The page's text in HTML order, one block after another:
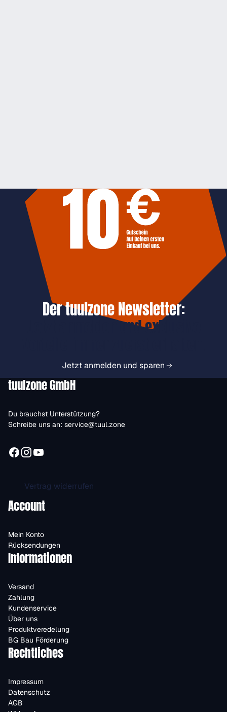
Der tuulzone Newsletter:
Jetzt anmelden und exklusive
Jetzt anmelden und sparen
tuulzone GmbH
Du brauchst Unterstützung?
Schreibe uns an: service@tuul.zone
Vertrag widerrufen
Account
Mein Konto
Rücksendungen
Informationen
Versand
Zahlung
Kundenservice
Über uns
Produktveredelung
BG Bau Förderung
Rechtliches
Impressum
Datenschutz
AGB